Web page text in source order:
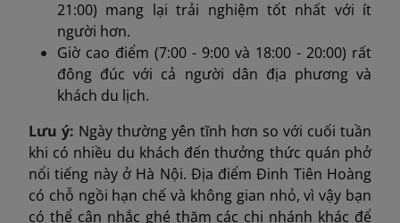
21:00) mang lại trải nghiệm tốt nhất với ít
người hơn.
Giờ cao điểm (7:00 - 9:00 và 18:00 - 20:00) rất
đông đúc với cả người dân địa phương và
khách du lịch.
Lưu ý: Ngày thường yên tĩnh hơn so với cuối tuần
khi có nhiều du khách đến thưởng thức quán phở
nổi tiếng này ở Hà Nội. Địa điểm Đinh Tiên Hoàng
có chỗ ngồi hạn chế và không gian nhỏ, vì vậy bạn
có thể cân nhắc ghé thăm các chi nhánh khác để